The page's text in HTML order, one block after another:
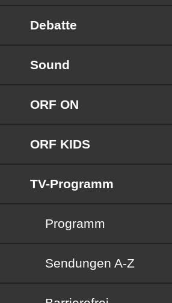
Debatte
Sound
ORF ON
ORF KIDS
TV-Programm
Programm
Sendungen von A bis Z
Sendungen A-Z